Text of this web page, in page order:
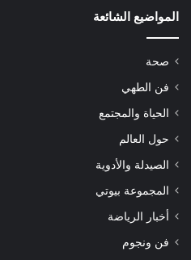
المواضيع الشائعة
صحة
فن الطهي
الحياة والمجتمع
حول العالم
الصيدلة والأدوية
المجموعة بيوتي
أخبار الرياضة
فن ونجوم